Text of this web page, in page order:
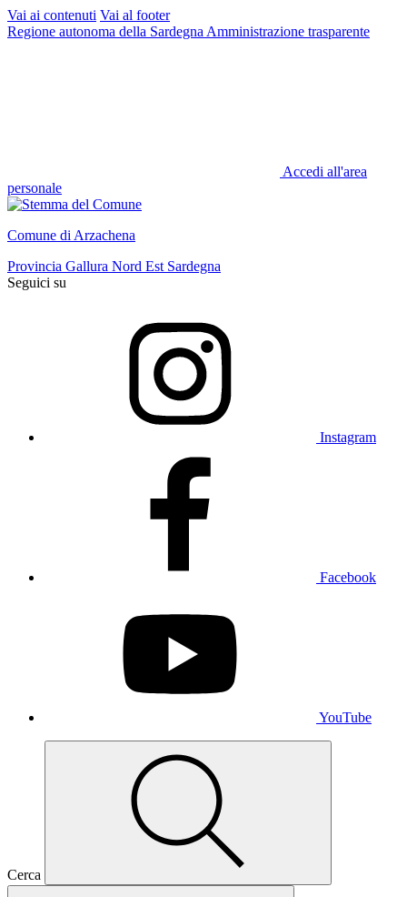
Vai ai contenuti Vai al footer
Regione autonoma della Sardegna Amministrazione trasparente
Accedi all'area
personale
Comune di Arzachena
Provincia Gallura Nord Est Sardegna
Seguici su
Instagram
Facebook
YouTube
Cerca